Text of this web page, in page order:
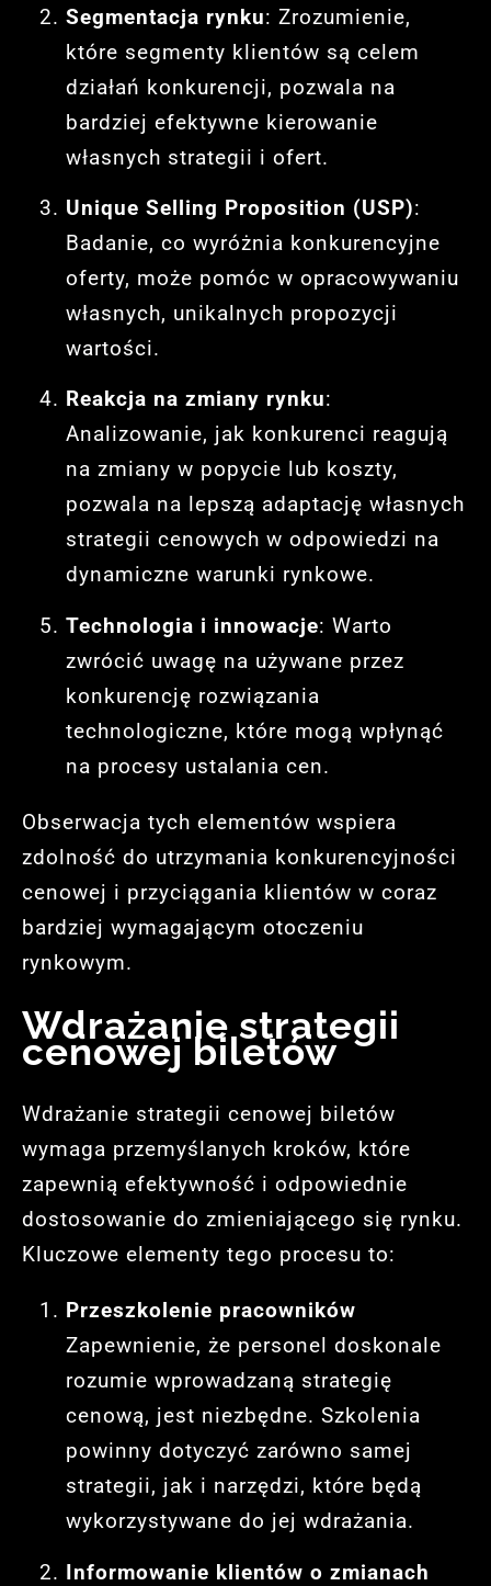
Segmentacja rynku: Zrozumienie,
które segmenty klientów są celem
działań konkurencji, pozwala na
bardziej efektywne kierowanie
własnych strategii i ofert.
Unique Selling Proposition (USP):
Badanie, co wyróżnia konkurencyjne
oferty, może pomóc w opracowywaniu
własnych, unikalnych propozycji
wartości.
Reakcja na zmiany rynku:
Analizowanie, jak konkurenci reagują
na zmiany w popycie lub koszty,
pozwala na lepszą adaptację własnych
strategii cenowych w odpowiedzi na
dynamiczne warunki rynkowe.
Technologia i innowacje: Warto
zwrócić uwagę na używane przez
konkurencję rozwiązania
technologiczne, które mogą wpłynąć
na procesy ustalania cen.
Obserwacja tych elementów wspiera
zdolność do utrzymania konkurencyjności
cenowej i przyciągania klientów w coraz
bardziej wymagającym otoczeniu
rynkowym.
Wdrażanie strategii
cenowej biletów
Wdrażanie strategii cenowej biletów
wymaga przemyślanych kroków, które
zapewnią efektywność i odpowiednie
dostosowanie do zmieniającego się rynku.
Kluczowe elementy tego procesu to:
Przeszkolenie pracowników
Zapewnienie, że personel doskonale
rozumie wprowadzaną strategię
cenową, jest niezbędne. Szkolenia
powinny dotyczyć zarówno samej
strategii, jak i narzędzi, które będą
wykorzystywane do jej wdrażania.
Informowanie klientów o zmianach